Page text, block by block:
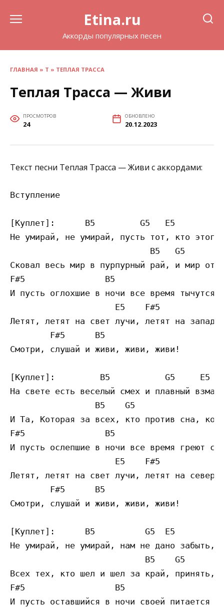
Etina.ru
Аккорды популярных песен
ГЛАВНАЯ » Т » ТЕПЛАЯ ТРАССА
Теплая Трасса — Живи
ПРОСМОТРОВ
24
ОБНОВЛЕНО
20.12.2023
Текст песни Теплая Трасса — Живи с аккордами:
Вступление
[Куплет]:      B5         G5   E5
Не умирай, не умирай, пусть тот, кто этого
B5   G5
Сковал весь мир в пурпурный рай, и мир от
F#5                B5
И пусть оглохшие в ночи все время тычутся
E5    F#5
Летят, летят на свет лучи, летят на запад
        F#5      B5
Смотри, слушай и живи, живи, живи!
[Куплет]:         B5           G5
На свете есть веселый смех и плавный
B5    G5
И Та, Которая за всех, кто против сна,
F#5                B5
И пусть ослепшие в ночи все время греют
E5    F#5
Летят, летят на свет лучи, летят на север
        F#5      B5
Смотри, слушай и живи, живи, живи!
[Куплет]:      B5          G5  E5
Не умирай, не умирай, нам не дано забыть,
B5    G5
Всех тех, кто шел и шел за край, принять,
F#5                  B5
И пусть оставшийся в ночи своей питается